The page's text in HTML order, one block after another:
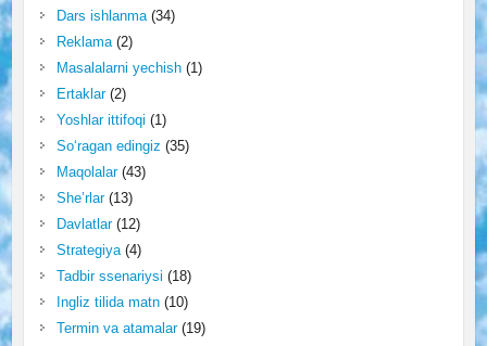
Dars ishlanma(34)
Reklama(2)
Masalalarni yechish(1)
Ertaklar(2)
Yoshlar ittifoqi (1)
So‘ragan edingiz (35)
Maqolalar(43)
She’rlar(13)
Davlatlar(12)
Strategiya(4)
Tadbir ssenariysi (18)
Ingliz tilida matn(10)
Termin va atamalar(19)